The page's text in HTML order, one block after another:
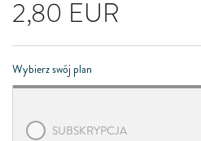
2,80 EUR
Wybierz swój plan
SUBSKRYPCJA